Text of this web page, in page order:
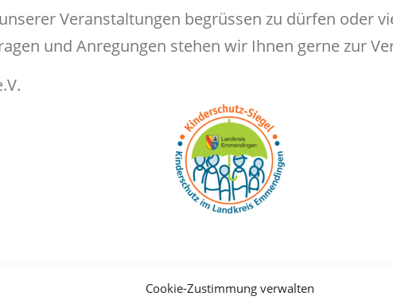
Cookie-Zustimmung verwalten
Veranstaltungen begrüssen zu dürfen oder
und Anregungen stehen wir Ihnen gerne zur